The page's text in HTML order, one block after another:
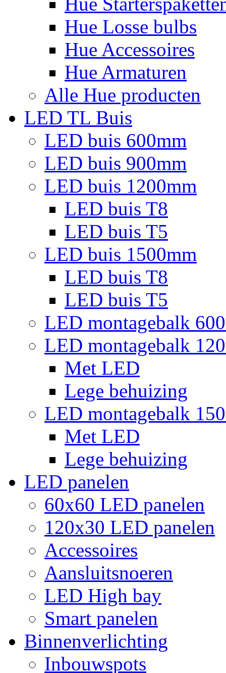
Hue Losse bulbs
Hue Accessoires
Hue Armaturen
Alle Hue producten
LED TL Buis
LED buis 600mm
LED buis 900mm
LED buis 1200mm
LED buis T8
LED buis T5
LED buis 1500mm
LED buis T8
LED buis T5
LED montagebalk
LED montagebalk
Met LED
Lege behuizing
LED montagebalk
Met LED
Lege behuizing
LED panelen
60x60 LED panelen
120x30 LED panelen
Accessoires
Aansluitsnoeren
LED High bay
Smart panelen
Binnenverlichting
Inbouwspots